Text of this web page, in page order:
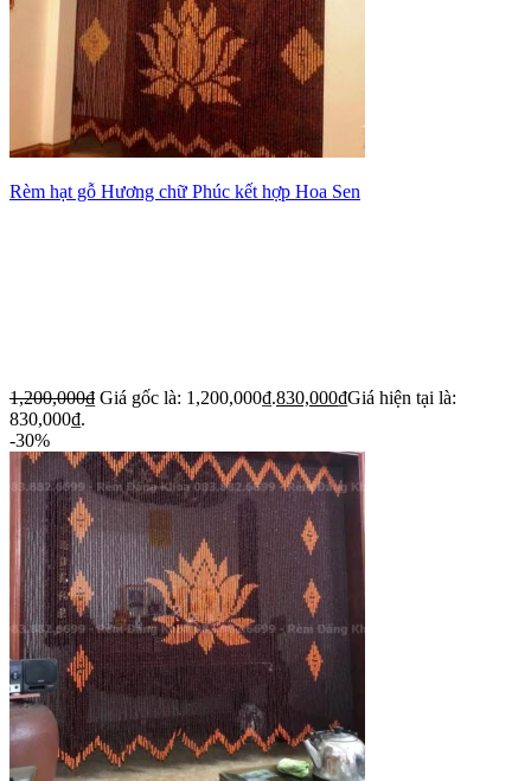
Rèm hạt gỗ Hương chữ Phúc kết hợp Hoa Sen
1,200,000₫ Giá gốc là: 1,200,000₫.830,000₫Giá hiện tại là:
830,000₫.
-30%